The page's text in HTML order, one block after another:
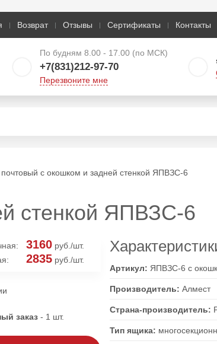
Возврат Отзывы Сертификаты Контакты
По будням 8.00 - 17.00 (по МСК)
+7(831)212-97-70
Перезвоните мне
с окошком и задней стенкой ЯПВЗС-6
стенкой ЯПВЗС-6
3160руб./шт.
2835руб./шт.
заказ- 1 шт.
Артикул: ЯПВЗС-6 с
Производитель: Алмест
Страна-производитель:
Тип ящика: